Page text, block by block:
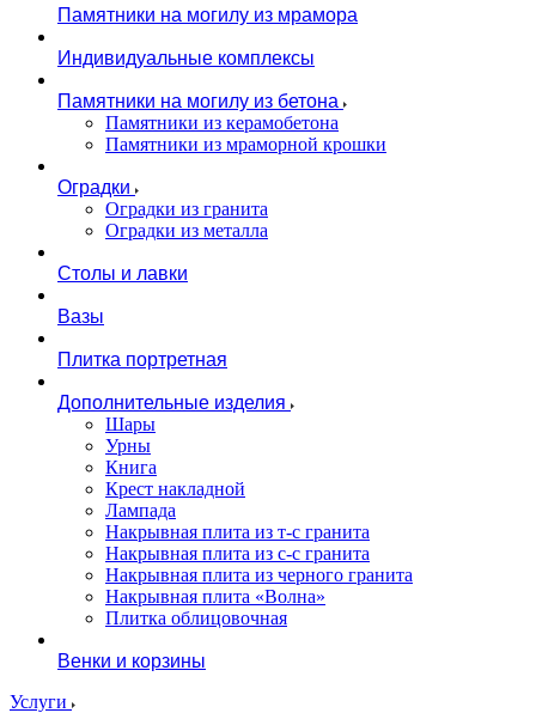
Памятники на могилу из мрамора
Индивидуальные комплексы
Памятники на могилу из бетона
Памятники из керамобетона
Памятники из мраморной крошки
Оградки
Оградки из гранита
Оградки из металла
Столы и лавки
Вазы
Плитка портретная
Дополнительные изделия
Шары
Урны
Книга
Крест накладной
Лампада
Накрывная плита из т-с гранита
Накрывная плита из с-с гранита
Накрывная плита из черного гранита
Накрывная плита «Волна»
Плитка облицовочная
Венки и корзины
Услуги